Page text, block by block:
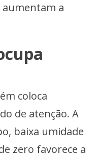
aumentam a
coloca
de atenção. A
baixa umidade
zero favorece a